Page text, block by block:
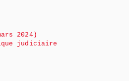
2024)
judiciaire